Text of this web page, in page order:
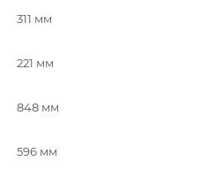
311 мм
221 мм
848 мм
596 мм